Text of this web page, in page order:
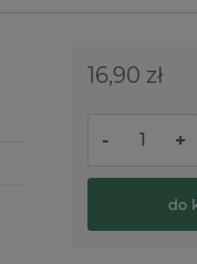
16,90 zł
- +
do